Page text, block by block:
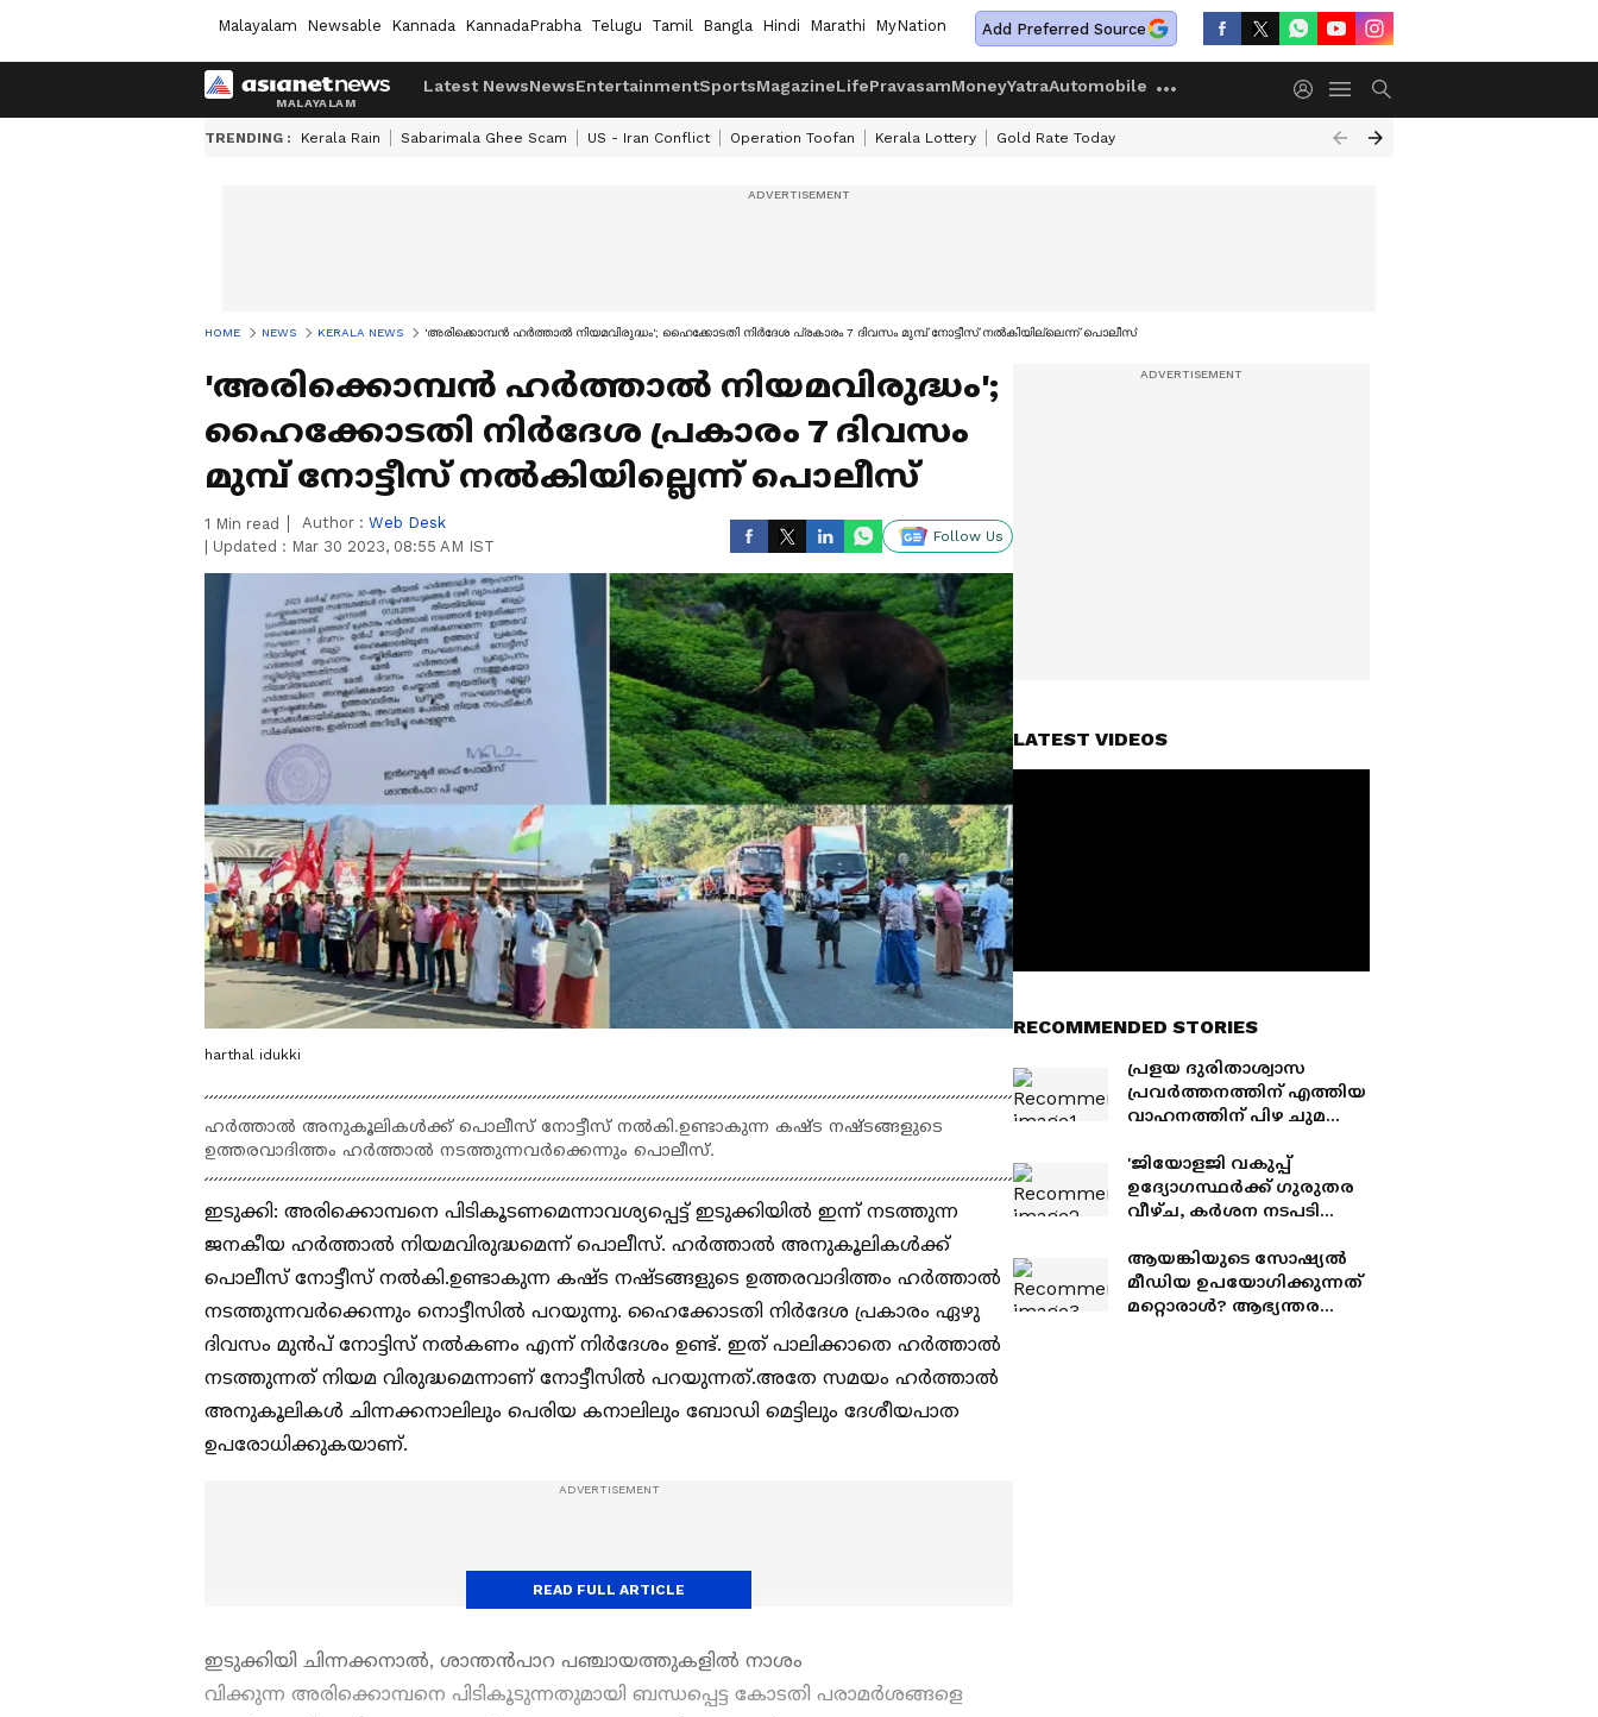
Malayalam Newsable Kannada KannadaPrabha Telugu Tamil Bangla Hindi Marathi MyNation Add Preferred Source
Latest NewsNewsEntertainmentSportsMagazineLifePravasamMoneyYatraAutomobile
TRENDING : Kerala Rain Sabarimala Ghee Scam US - Iran Conflict Operation Toofan Kerala Lottery Gold Rate Today
HOME NEWS KERALA NEWS 'അരിക്കൊമ്പൻ ഹർത്താൽ നിയമവിരുദ്ധം'; ഹൈക്കോടതി നിർദേശ പ്രകാരം 7 ദിവസം മുമ്പ് നോട്ടീസ് നൽകിയില്ലെന്ന് പൊലീസ്
'അരിക്കൊമ്പൻ ഹർത്താൽ നിയമവിരുദ്ധം';
ഹൈക്കോടതി നിർദേശ പ്രകാരം 7 ദിവസം
മുമ്പ് നോട്ടീസ് നൽകിയില്ലെന്ന് പൊലീസ്
1 Min read Author : Web Desk
Updated : Mar 30 2023, 08:55 AM IST
Follow Us
harthal idukki
ഹര്‍ത്താല്‍ അനുകൂലികള്‍ക്ക് പൊലീസ് നോട്ടീസ് നല്‍കി.ഉണ്ടാകുന്ന കഷ്ട നഷ്ടങ്ങളുടെ
ഉത്തരവാദിത്തം ഹർത്താൽ നടത്തുന്നവർക്കെന്നും പൊലീസ്.
ഇടുക്കി: അരിക്കൊമ്പനെ പിടികൂടണമെന്നാവശ്യപ്പെട്ട് ഇടുക്കിയില്‍ ഇന്ന് നടത്തുന്ന
ജനകീയ ഹര്‍ത്താല്‍ നിയമവിരുദ്ധമെന്ന് പൊലീസ്. ഹര്‍ത്താല്‍ അനുകൂലികള്‍ക്ക്
പൊലീസ് നോട്ടീസ് നല്‍കി.ഉണ്ടാകുന്ന കഷ്ട നഷ്ടങ്ങളുടെ ഉത്തരവാദിത്തം ഹർത്താൽ
നടത്തുന്നവർക്കെന്നും നൊട്ടീസില്‍ പറയുന്നു. ഹൈക്കോടതി നിർദേശ പ്രകാരം ഏഴു
ദിവസം മുൻപ് നോട്ടിസ് നൽകണം എന്ന് നിർദേശം ഉണ്ട്. ഇത് പാലിക്കാതെ ഹർത്താൽ
നടത്തുന്നത് നിയമ വിരുദ്ധമെന്നാണ് നോട്ടീസില്‍ പറയുന്നത്.അതേ സമയം ഹര്‍ത്താല്‍
അനുകൂലികള്‍ ചിന്നക്കനാലിലും പെരിയ കനാലിലും ബോഡി മെട്ടിലും ദേശീയപാത
ഉപരോധിക്കുകയാണ്.
ഇടുക്കിയി ചിന്നക്കനാൽ, ശാന്തൻപാറ പഞ്ചായത്തുകളിൽ നാശം
വിക്കുന്ന അരിക്കൊമ്പനെ പിടികൂടുന്നതുമായി ബന്ധപ്പെട്ട കോടതി പരാമർശങ്ങളെ
READ FULL ARTICLE
LATEST VIDEOS
RECOMMENDED STORIES
പ്രളയ ദുരിതാശ്വാസ
പ്രവർത്തനത്തിന് എത്തിയ
വാഹനത്തിന് പിഴ ചുമത്തി;
സസ്പെൻഷൻ
'ജിയോളജി വകുപ്പ്
ഉദ്യോഗസ്ഥർക്ക് ഗുരുതര
വീഴ്ച, കർശന നടപടി
മണ്ണിടിച്ചിലിൽ മന്ത്രി
കുഞ്ഞാലിക്കുട്ടി
ആയങ്കിയുടെ സോഷ്യൽ
മീഡിയ ഉപയോഗിക്കുന്നത്
മറ്റൊരാൾ? ആഭ്യന്തര